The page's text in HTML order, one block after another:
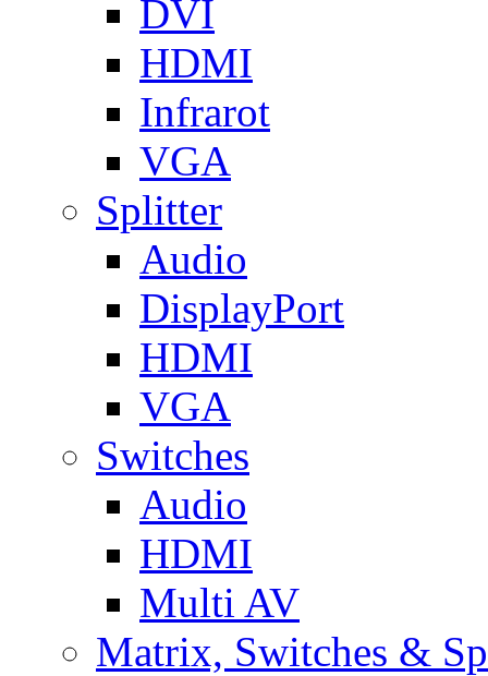
DVI
HDMI
Infrarot
VGA
Splitter
Audio
DisplayPort
HDMI
VGA
Switches
Audio
HDMI
Multi AV
Matrix, Switches &